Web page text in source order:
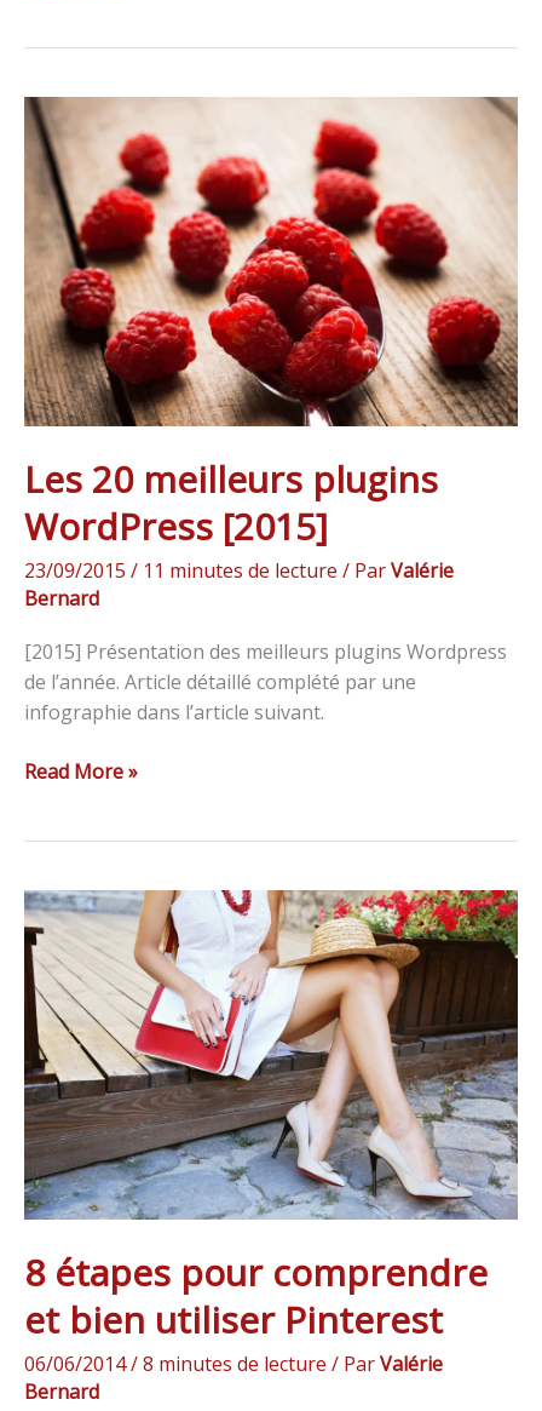
Les 20 meilleurs plugins
WordPress [2015]
23/09/2015 / 11 minutes de lecture / ParValérie
Bernard
[2015] Présentation des meilleurs plugins Wordpress
de l’année. Article détaillé complété par une
infographie dans l’article suivant.
Les
20
meilleurs
plugins
WordPress
[2015]
Read More »
8 étapes pour comprendre
et bien utiliser Pinterest
06/06/2014/8 minutes de lecture / ParValérie
Bernard
8
étapes
pour
comprendre
et
bien
utiliser
Pinterest